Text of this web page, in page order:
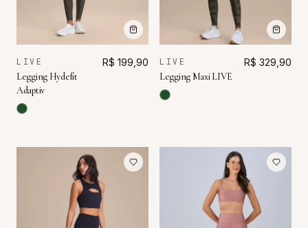
LIVE
Legging Hydefit
Adaptiv
R$ 199,90 LIVE
Legging Maxi LIVE
R$ 329,90